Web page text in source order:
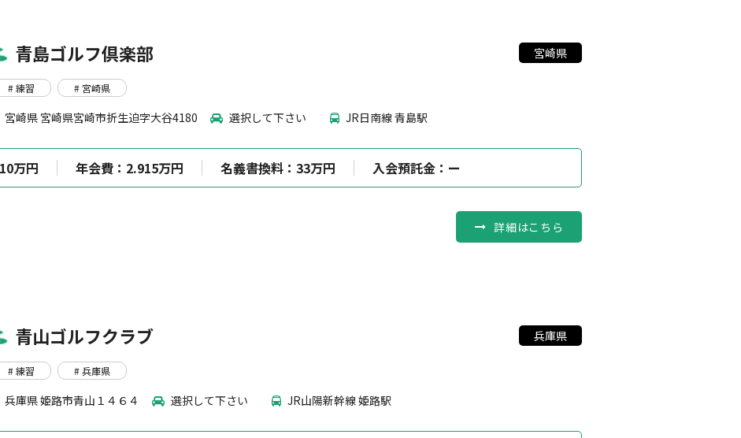
青島ゴルフ倶楽部 宮崎県
# 練習 # 宮崎県
宮崎県 宮崎県宮崎市折生迫字大谷4180 選択して下さい JR日南線 青島駅
10万円 年会費：2.915万円 名義書換料：33万円 入会預託金：ー
詳細はこちら
青山ゴルフクラブ 兵庫県
# 練習 # 兵庫県
兵庫県 姫路市青山１４６４ 選択して下さい JR山陽新幹線 姫路駅